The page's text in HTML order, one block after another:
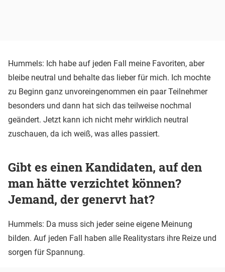
Hummels: Ich habe auf jeden Fall meine Favoriten, aber
bleibe neutral und behalte das lieber für mich. Ich mochte
zu Beginn ganz unvoreingenommen ein paar Teilnehmer
besonders und dann hat sich das teilweise nochmal
geändert. Jetzt kann ich nicht mehr wirklich neutral
zuschauen, da ich weiß, was alles passiert.
Gibt es einen Kandidaten, auf den
man hätte verzichtet können?
Jemand, der genervt hat?
Hummels: Da muss sich jeder seine eigene Meinung
bilden. Auf jeden Fall haben alle Realitystars ihre Reize und
sorgen für Spannung.